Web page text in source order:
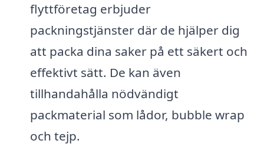
flyttföretag erbjuder
packningstjänster där de hjälper dig
att packa dina saker på ett säkert och
effektivt sätt. De kan även
tillhandahålla nödvändigt
packmaterial som lådor, bubble wrap
och tejp.